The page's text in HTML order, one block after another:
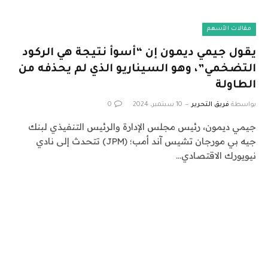
مقالات الأسهم
يقول جيمي ديمون إن “أسوأ نتيجة هي الركود
التضخمي”، وهو السيناريو الذي لم يحذفه من
الطاولة
بواسطة فريق التحرير 10 سبتمبر، 2024 0
جيمي ديمون، رئيس مجلس الإدارة والرئيس التنفيذي لبنك
جيه بي مورجان تشيس آند أمب؛ (JPM) تتحدث إلى نادي
نيويورك الاقتصادي…